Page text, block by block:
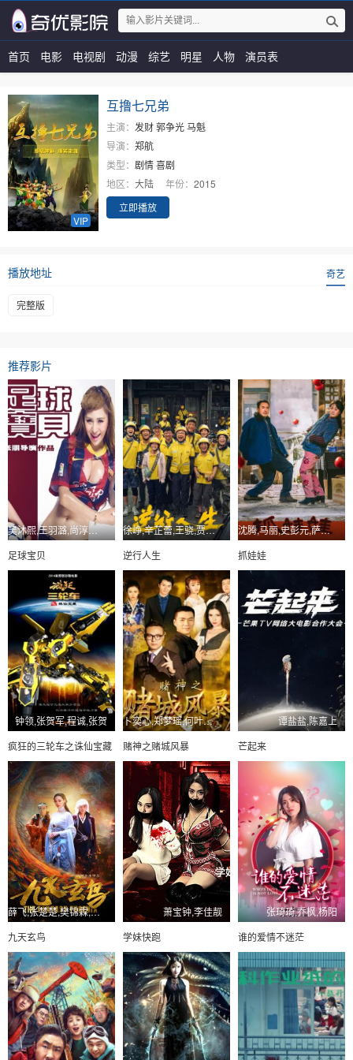
首页 电影 电视剧 动漫 综艺 明星 人物 演员表
VIP
互撸七兄弟
主演： 发财郭争光马魁
导演： 郑航
类型： 剧情喜剧
地区： 大陆 年份： 2015
立即播放
播放地址 奇艺
完整版
推荐影片
吴沐熙,王羽潞,尚淳汐,罗梓丹
足球宝贝
徐峥,辛芷蕾,王骁,贾冰,冯兵,丁勇岱,丁嘉丽
逆行人生
沈腾,马丽,史彭元,萨日娜,肖帛辰,张子栋,李嘉琦
抓娃娃
钟领,张贺军,程诚,张贺
疯狂的三轮车之诛仙宝藏
卜奕心,郑梦瑶,何叶青,卜弈心
赌神之赌城风暴
谭盐盐,陈嘉上
芒起来
薛飞,张楚楚,樊锦霖,石磊
九天玄鸟
萧宝钟,李佳靓
学妹快跑
张琦琦,乔枫,杨阳
谁的爱情不迷茫